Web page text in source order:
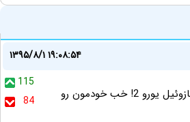
۱۳۹۵/۸/۱ ۱۹:۰۸:۵۴
115
84
اتوبوس های یورو 6 با گازوئیل یورو 2! خب خودمون رو